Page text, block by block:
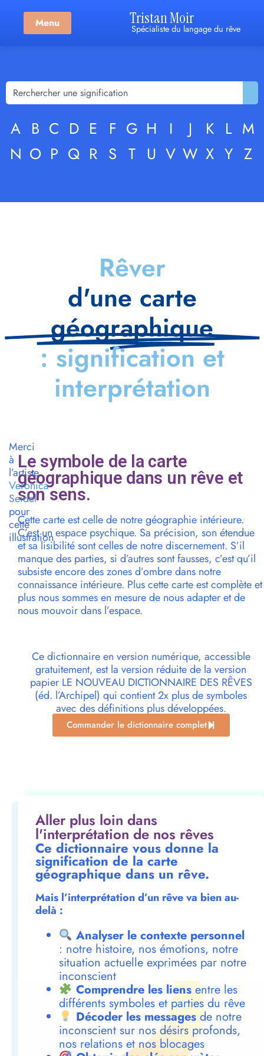
Menu Tristan Moir
Spécialiste du langage du rêve
A B C D E F G H I J K L M
N O P Q R S T U V W X Y Z
Rêver
d'une carte
géographique
: signification et
interprétation
Le symbole de la carte
géographique dans un rêve et
son sens.
Cette carte est celle de notre géographie intérieure.
C’est un espace psychique. Sa précision, son étendue
et sa lisibilité sont celles de notre discernement. S’il
manque des parties, si d’autres sont fausses, c’est qu’il
subsiste encore des zones d’ombre dans notre
connaissance intérieure. Plus cette carte est complète et
plus nous sommes en mesure de nous adapter et de
nous mouvoir dans l’espace.
Ce dictionnaire en version numérique, accessible
gratuitement, est la version réduite de la version
papier LE NOUVEAU DICTIONNAIRE DES RÊVES
(éd. l’Archipel) qui contient 2x plus de symboles
avec des définitions plus développées.
Commander le dictionnaire complet
Aller plus loin dans
l'interprétation de nos rêves
Ce dictionnaire vous donne la
signification de la carte
géographique dans un rêve.
Mais l’interprétation d’un rêve va bien au-
delà :
Analyser le contexte personnel
: notre histoire, nos émotions, notre
situation actuelle exprimées par notre
inconscient
Comprendre les liensentre les
différents symboles et parties du rêve
Décoder les messagesde notre
inconscient sur nos désirs profonds,
nos relations et nos blocages
Merci
à
l’artiste
Veronica
Seidel
pour
cette
illustration